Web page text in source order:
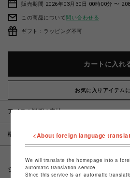
販売期間 2026年03月30日 00時00分 〜
この商品について問い合わせる
ギフト：ラッピング不可
カートに入れ
お気に入りアイテム
アイテム説明 / 素材
概要
シェアする
<About foreign language
We will translate the homepage into a
automatic translation service.
Since this service is an automatic